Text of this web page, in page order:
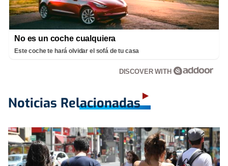
No es un coche cualquiera
Este coche te hará olvidar el sofá de tu casa
DISCOVER WITH
Noticias Relacionadas